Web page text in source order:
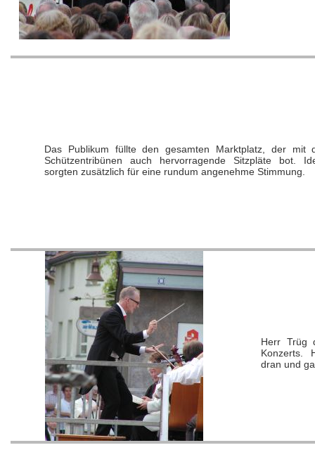
Das Publikum füllte den gesamten Marktplatz, der mit
Schützentribünen auch hervorragende Sitzpläte bot.
sorgten zusätzlich für eine rundum angenehme Stimmung.
Herr Trüg
Konzerts.
dran und